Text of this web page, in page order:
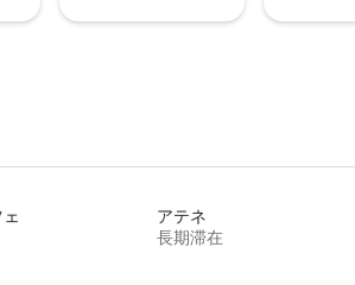
アテネ
長期滞在